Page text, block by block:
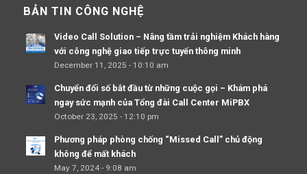
BẢN TIN CÔNG NGHỆ
Video Call Solution – Nâng tầm trải nghiệm Khách hàng
với công nghệ giao tiếp trực tuyến thông minh
December 11, 2025 - 10:10 am
Chuyển đổi số bắt đầu từ những cuộc gọi – Khám phá
ngay sức mạnh của Tổng đài Call Center MiPBX
October 23, 2025 - 12:10 pm
Phương pháp phòng chống “Missed Call” chủ động
không để mất khách
May 7, 2024 - 9:08 am